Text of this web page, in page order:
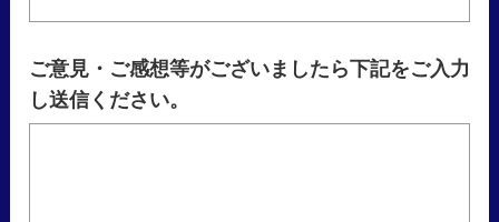
ご意見・ご感想等がございましたら下記をご入力
し送信ください。